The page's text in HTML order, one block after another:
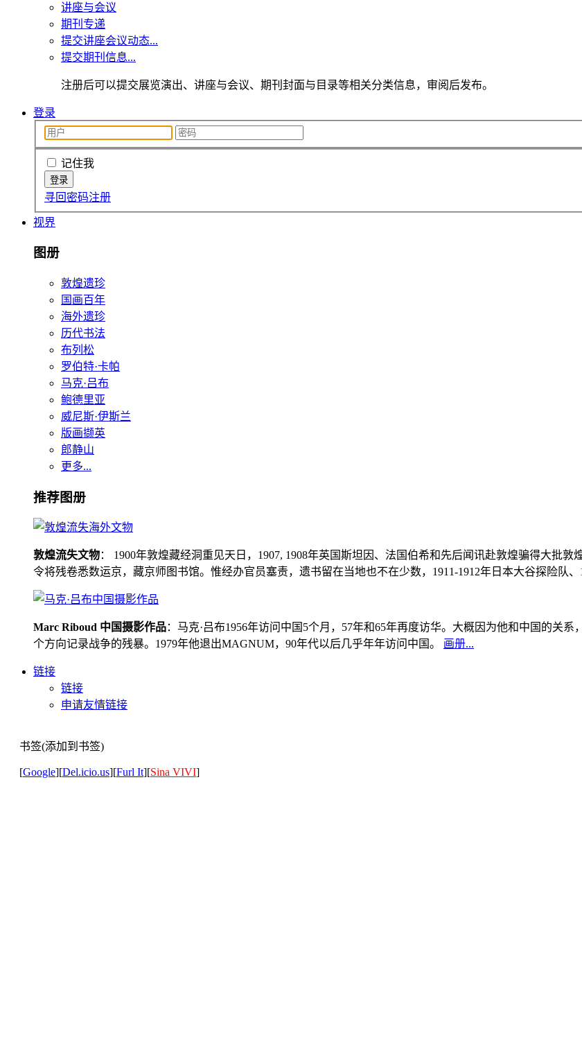
讲座与会议
期刊专递
提交讲座会议动态...
提交期刊信息...
注册后可以提交展览演出、讲座与会议、期刊封面与目录等相关分类信息，审阅后发布。
登录
记住我
寻回密码注册
视界
图册
敦煌遗珍
国画百年
海外遗珍
历代书法
布列松
罗伯特·卡帕
马克·吕布
鲍德里亚
威尼斯·伊斯兰
版画撷英
郎静山
更多...
推荐图册
敦煌流失文物： 1900年敦煌藏经洞重见天日，1907, 1908年英国斯坦因、法国伯希和先后闻讯赴敦煌骗得大批
令将残卷悉数运京，藏京师图书馆。惟经办官员塞责，遗书留在当地也不在少数，1911-1912年日本大谷探险队
Marc Riboud 中国摄影作品：马克·吕布1956年访问中国5个月，57年和65年再度访华。大概因为他和中国的关
个方向记录战争的残暴。1979年他退出MAGNUM，90年代以后几乎年年访问中国。 画册...
链接
链接
申请友情链接
书签(添加到书签)
[Google][Del.icio.us][Furl It][Sina VIVI]